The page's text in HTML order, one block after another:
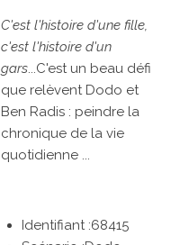
C'est l'histoire d'une fille,
c'est l'histoire d'un
gars...C'est un beau défi
que relèvent Dodo et
Ben Radis : peindre la
chronique de la vie
quotidienne ...
Identifiant :68415